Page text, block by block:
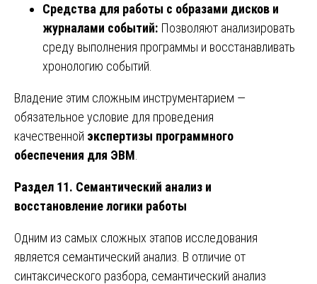
Средства для работы с образами дисков и
журналами событий: Позволяют анализировать
среду выполнения программы и восстанавливать
хронологию событий.
Владение этим сложным инструментарием —
обязательное условие для проведения
качественной экспертизы программного
обеспечения для ЭВМ
Раздел 11. Семантический анализ и
восстановление логики работы
Одним из самых сложных этапов исследования
является семантический анализ. В отличие от
синтаксического разбора, семантический анализ